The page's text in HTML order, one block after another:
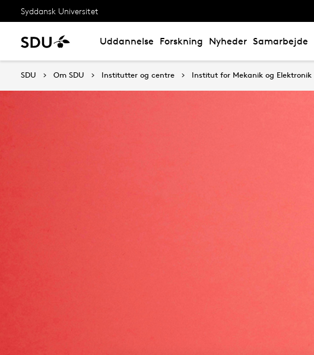
Syddansk Universitet
Uddannelse Forskning Nyheder Samarbejde
SDU Om SDU Institutter og centre Institut for Mekanik og Elektronik